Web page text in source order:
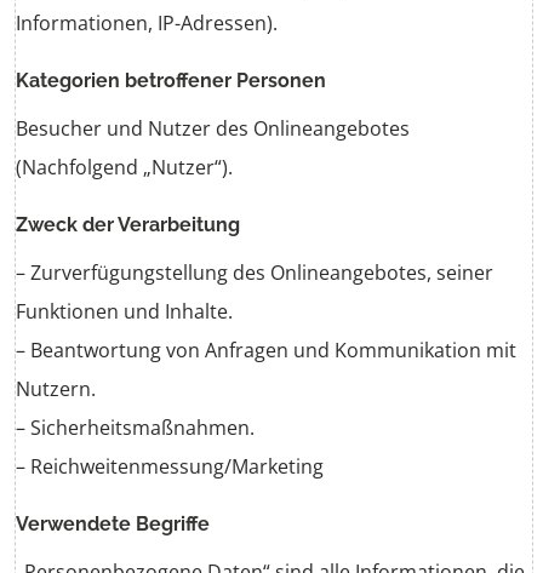
Informationen, IP-Adressen).
Kategorien betroffener Personen
Besucher und Nutzer des Onlineangebotes
(Nachfolgend „Nutzer“).
Zweck der Verarbeitung
– Zurverfügungstellung des Onlineangebotes, seiner
Funktionen und Inhalte.
– Beantwortung von Anfragen und Kommunikation mit
Nutzern.
– Sicherheitsmaßnahmen.
– Reichweitenmessung/Marketing
Verwendete Begriffe